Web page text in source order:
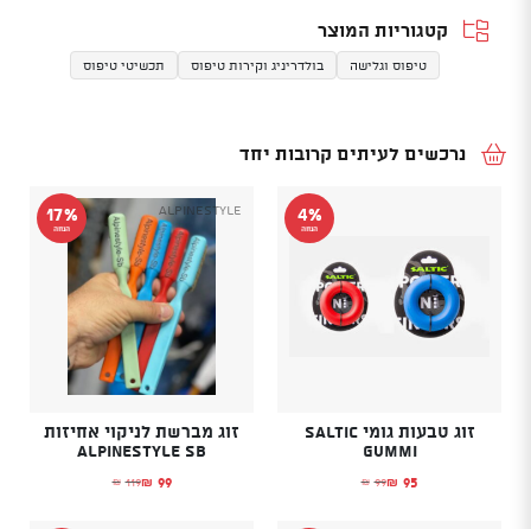
קטגוריות המוצר
טיפוס וגלישה בולדריניג וקירות טיפוס תכשיטי טיפוס
נרכשים לעיתים קרובות יחד
4%
הנחה
זוג טבעות גומי SALTIC
GUMMI
₪ 99
המחיר המקורי היה: ₪99.₪ 95 המחיר הנוכחי הוא: ₪95.
17%
הנחה
Alpinestyle
זוג מברשת לניקוי אחיזות
Alpinestyle Sb
₪ 119
המחיר המקורי היה: ₪119.₪ 99 המחיר הנוכחי הוא: ₪99.